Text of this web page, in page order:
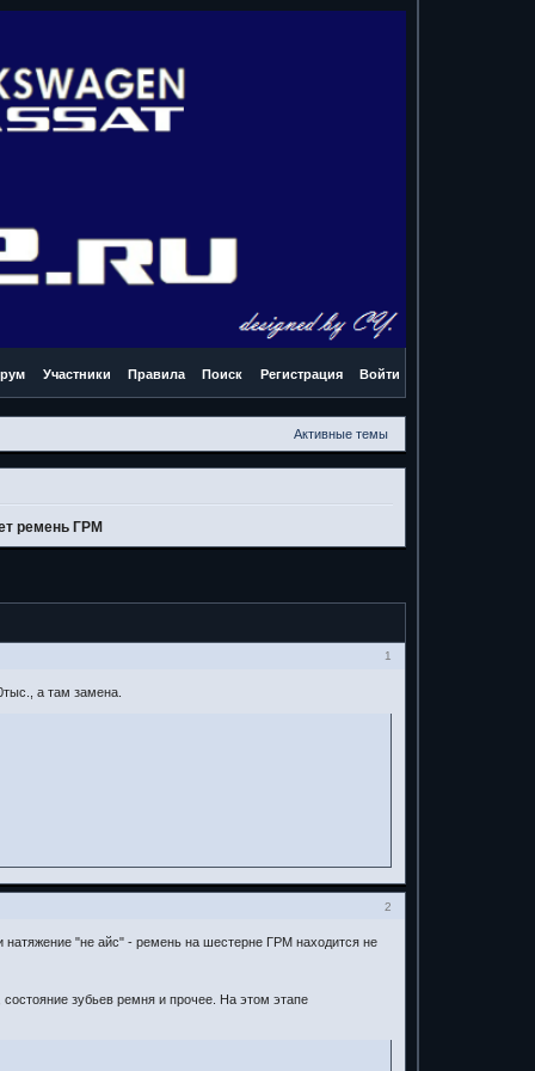
Участники Правила Поиск Регистрация Войти
Активные темы
ремень ГРМ
1
а там замена.
2
натяжение "не айс" - ремень на шестерне ГРМ находится не
зубьев ремня и прочее. На этом этапе